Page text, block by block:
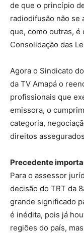
de que o princípio
radiodifusão não se
que, como outras, é
Consolidação das
Agora o Sindicato
da TV Amapá o
profissionais que
emissora, o
categoria,
direitos
Precedente
Para o assessor
decisão do TRT da
grande significado
é inédita, pois já
regiões do país,